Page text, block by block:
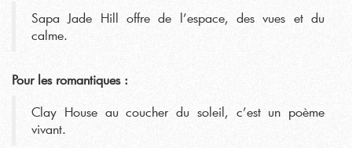
Sapa Jade Hill offre de l’espace, des vues et du
calme.
Pour les romantiques :
Clay House au coucher du soleil, c’est un poème
vivant.